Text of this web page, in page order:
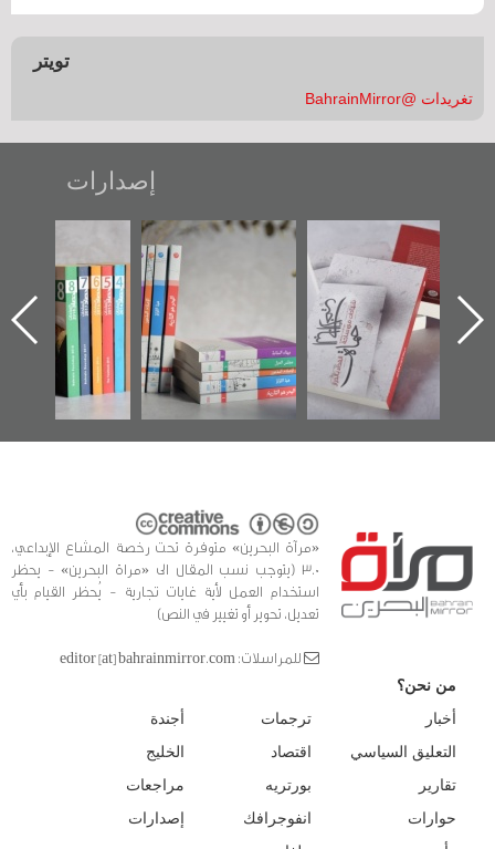
تويتر
تغريدات @BahrainMirror
إصدارات
"حماة الباب الأخير":
الإصدار الأول عن
اعتصام الدراز
وأحداث ساحة
الفداء لمركز أوال
للدراسات والتوثيق
تصنيف موضوعي
للوثائق البريطانية
يقدمه «مركز أوال»
في سلسلة من 5
كتب
تصدر حصاد
الساحات 2019
«مرآة البحرين» متوفرة تحت رخصة المشاع الإبداعي،
3.0 (يتوجب نسب المقال الى «مراة البحرين» - يحظر
استخدام العمل لأية غايات تجارية - يُحظر القيام بأي
تعديل، تحوير أو تغيير في النص)
للمراسلات: editor [at] bahrainmirror.com
من نحن؟
أخبار
التعليق السياسي
تقارير
حوارات
ترجمات
اقتصاد
بورتريه
انفوجرافك
أجندة
الخليج
مراجعات
إصدارات